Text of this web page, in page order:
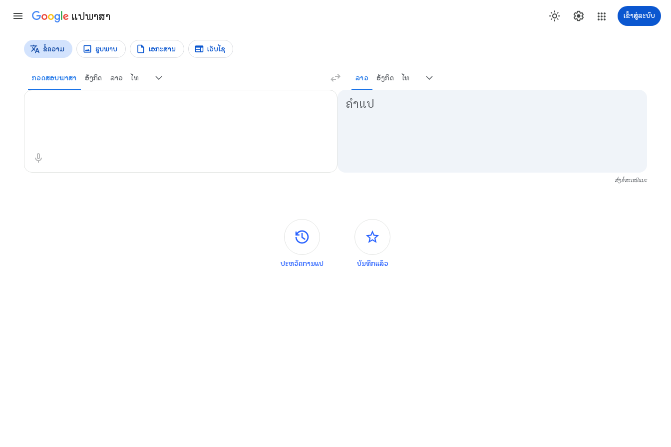
ແປພາສາ ເຂົ້າສູ່ລະບົບ
ປະເພດຄຳແປ
ຂໍ້ຄວາມ ຮູບພາບ ເອກະສານ ເວັບໄຊ
ກວດສອບພາສາ ອັງກິດ ລາວ ໄທ ລາວ ອັງກິດ ໄທ
ຂໍ້ຄວາມຕົ້ນສະບັບ ຄຳແປ
ສົ່ງຂໍ້ສະເໜີແນະ
ແຜງຄວບຄຸມດ້ານຂ້າງ
ປະຫວັດການແປ ບັນທຶກແລ້ວ